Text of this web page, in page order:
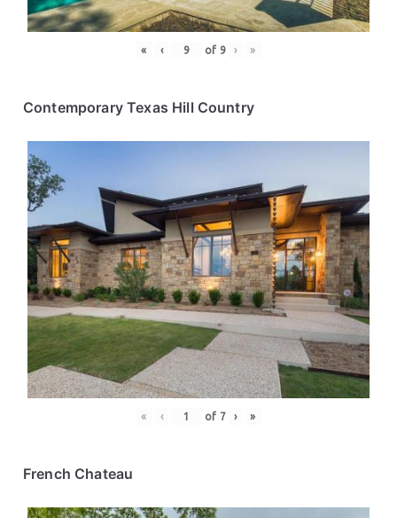
« ‹ of 9 › »
Contemporary Texas Hill Country
« ‹ of 7 › »
French Chateau